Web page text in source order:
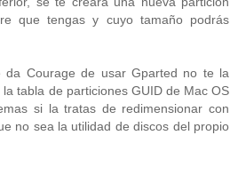
que tengas y cuyo tamaño podrás
da Courage de usar Gparted no te la
tabla de particiones GUID de Mac OS
si la tratas de redimensionar con
no sea la utilidad de discos del propio